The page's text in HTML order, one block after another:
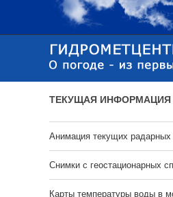
ТЕКУЩАЯ ИНФОРМАЦИЯ
Анимация текущих
Cнимки с геостационарных
Карты температуры воды в